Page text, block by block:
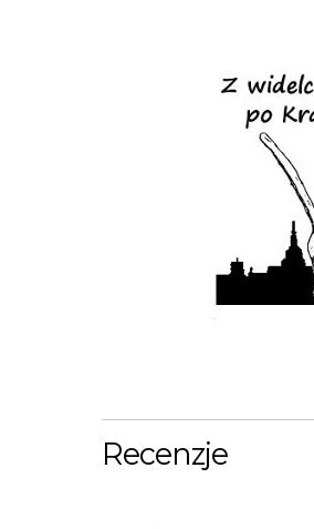
Recenzje